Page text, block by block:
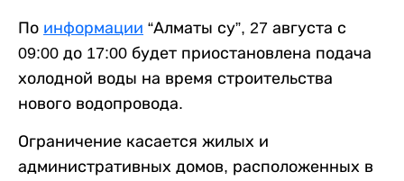
По информации “Алматы су”, 27 августа с
09:00 до 17:00 будет приостановлена подача
холодной воды на время строительства
нового водопровода.
Ограничение касается жилых и
административных домов, расположенных в